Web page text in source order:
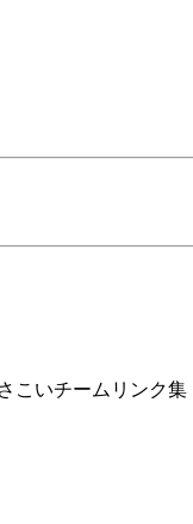
こいチームリンク集